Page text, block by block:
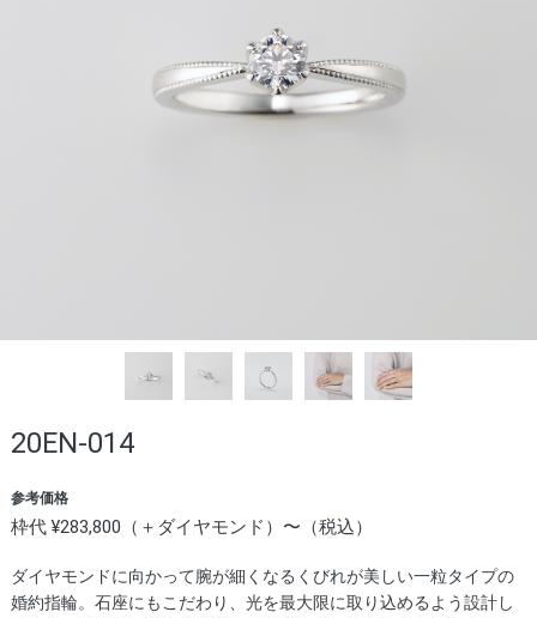
20EN-014
参考価格
枠代 ¥283,800（＋ダイヤモンド）〜（税込）
ダイヤモンドに向かって腕が細くなるくびれが美しい一粒タイプの
婚約指輪。石座にもこだわり、光を最大限に取り込めるよう設計し